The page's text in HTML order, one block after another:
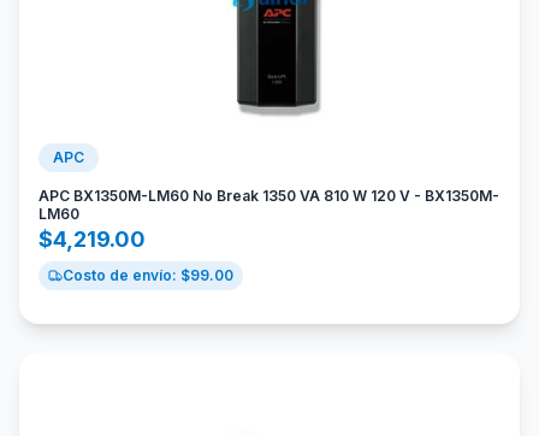
APC
APC BX1350M-LM60 No Break 1350 VA 810 W 120 V - BX1350M-
LM60
$4,219.00
Costo de envío: $99.00